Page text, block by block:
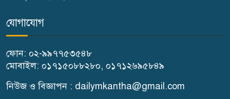
টাঙ্গাইলে জুলাই অভ্যুত্থান দিবসে
৫দিন অনশনের পর বিয়ে,
যোগাযোগ
ফোন: ০২-৯৯৭৭৫৩৫৪৮
মোবাইল: ০১৭১৫০৮৮২৮০, ০১৭১২৬৯৫৮৪৯
নিউজ ও বিজ্ঞাপন : dailymkantha@gmail.com